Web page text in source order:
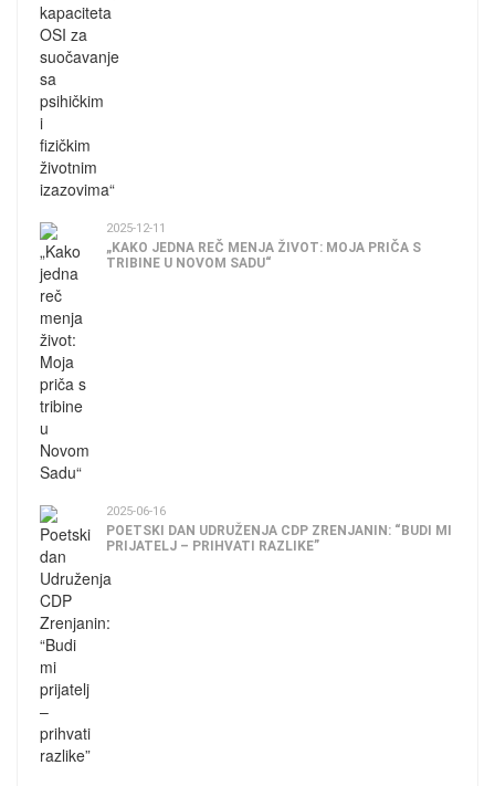
2025-12-11
„KAKO JEDNA REČ MENJA ŽIVOT: MOJA PRIČA S
TRIBINE U NOVOM SADU“
2025-06-16
POETSKI DAN UDRUŽENJA CDP ZRENJANIN: “BUDI MI
PRIJATELJ – PRIHVATI RAZLIKE”